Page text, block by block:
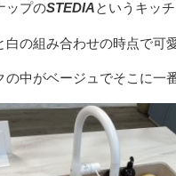
ップのSTEDIAというキッチ
白の組み合わせの時点で可
の中がベージュでそこに一